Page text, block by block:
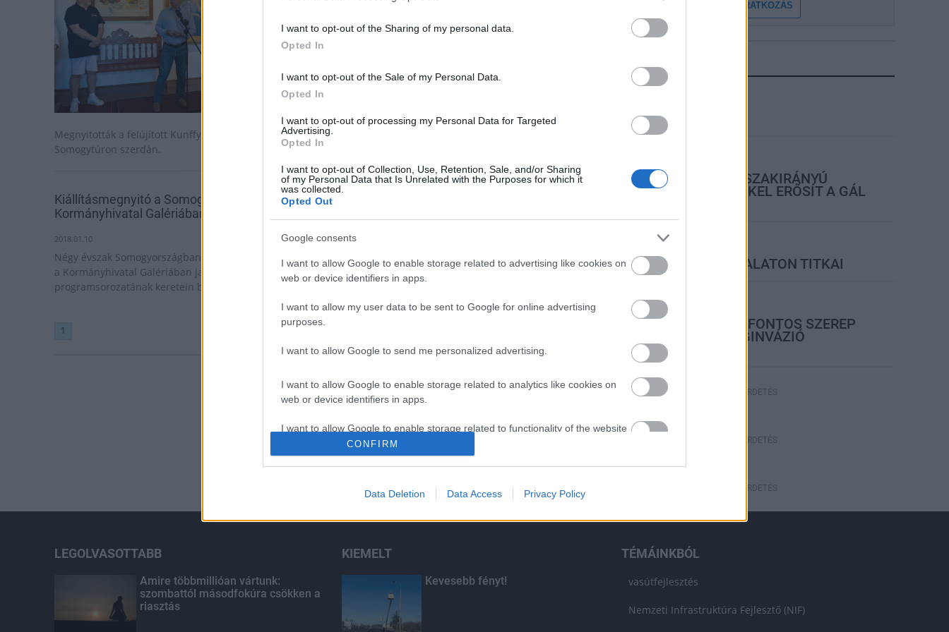
I want to opt-out of the Sharing of my personal data.
Opted In
I want to opt-out of the Sale of my Personal Data.
Opted In
I want to opt-out of processing my Personal Data for Targeted
Advertising.
Opted In
I want to opt-out of Collection, Use, Retention, Sale, and/or Sharing
of my Personal Data that Is Unrelated with the Purposes for which it
was collected.
Opted Out
Google consents
I want to allow Google to enable storage related to advertising like cookies on
web or device identifiers in apps.
I want to allow my user data to be sent to Google for online advertising
purposes.
I want to allow Google to send me personalized advertising.
I want to allow Google to enable storage related to analytics like cookies on
web or device identifiers in apps.
I want to allow Google to enable storage related to functionality of the website
authentication functionality and fraud prevention, and other user protection.
CONFIRM
Data Deletion Data Access Privacy Policy
Megnyitották a felújított Kunffy Lajos Emlékmúzeumot
Somogytúron szerdán.
Kiállításmegnyitó a Somogy Megyei
Kormányhivatal Galériában
2018.01.10
Négy évszak Somogyországban címmel nyílt fotókiállítás
a Kormányhivatal Galériában január 10-én, a Megyehét
programsorozatának keretein belül.
1
FELIRATKOZÁS
LEGFRISSEBB
KEVESEBB FÉNYT!
KECSKEMÉTEN IS SZAKIRÁNYÚ
TOVÁBBKÉPZÉSEKKEL ERŐSÍT A GÁL
FELTÁRULNAK A BALATON TITKAI
Országos hírek
A LAKOSSÁGRA IS FONTOS SZEREP
HÁRUL A SZÚNYOGINVÁZIÓ
ELKERÜLÉSÉBEN
HÍRDETÉS
HÍRDETÉS
HÍRDETÉS
LEGOLVASOTTABB
Amire többmillióan vártunk:
szombattól másodfokúra csökken a
riasztás
KIEMELT
Kevesebb fényt!
TÉMÁINKBÓL
vasútfejlesztés
Nemzeti Infrastruktúra Fejlesztő (NIF)